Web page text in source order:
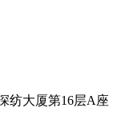
纺大厦第16层A座